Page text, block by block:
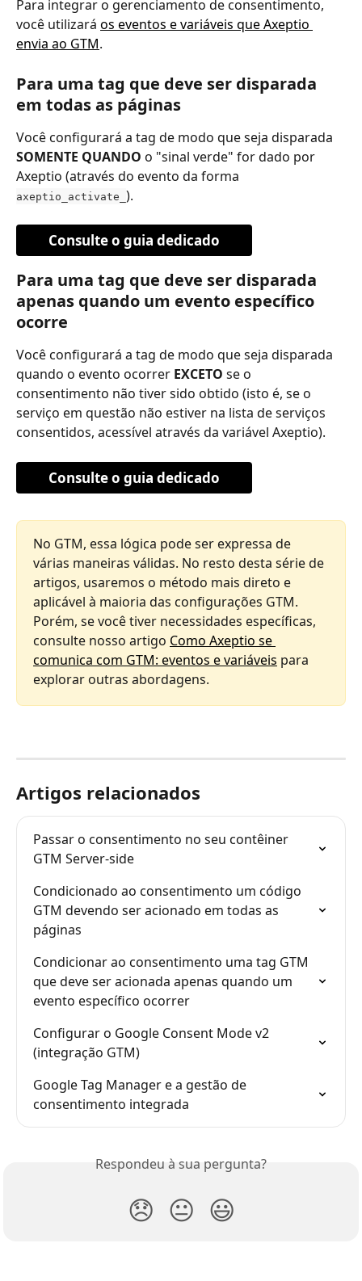
Para integrar o gerenciamento de consentimento,
você utilizará os eventos e variáveis que Axeptio
envia ao GTM.
Para uma tag que deve ser disparada
em todas as páginas
Você configurará a tag de modo que seja disparada
SOMENTE QUANDO o "sinal verde" for dado por
Axeptio (através do evento da forma
axeptio_activate_ ).
Consulte o guia dedicado
Para uma tag que deve ser disparada
apenas quando um evento específico
ocorre
Você configurará a tag de modo que seja disparada
quando o evento ocorrer EXCETO se o
consentimento não tiver sido obtido (isto é, se o
serviço em questão não estiver na lista de serviços
consentidos, acessível através da variável Axeptio).
Consulte o guia dedicado
No GTM, essa lógica pode ser expressa de
várias maneiras válidas. No resto desta série de
artigos, usaremos o método mais direto e
aplicável à maioria das configurações GTM.
Porém, se você tiver necessidades específicas,
consulte nosso artigo Como Axeptio se
comunica com GTM: eventos e variáveis para
explorar outras abordagens.
Artigos relacionados
Passar o consentimento no seu contêiner
GTM Server-side
Condicionado ao consentimento um código
GTM devendo ser acionado em todas as
páginas
Condicionar ao consentimento uma tag GTM
que deve ser acionada apenas quando um
evento específico ocorrer
Configurar o Google Consent Mode v2
(integração GTM)
Google Tag Manager e a gestão de
consentimento integrada
Respondeu à sua pergunta?
😞 😐 😃